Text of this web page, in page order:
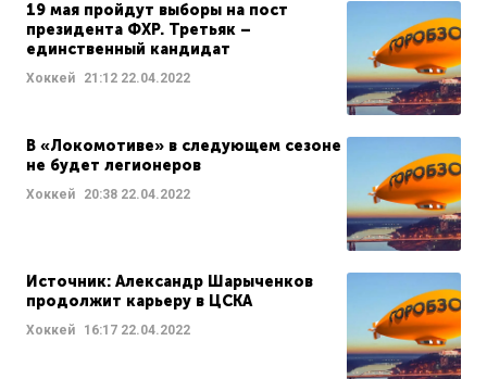
19 мая пройдут выборы на пост
президента ФХР. Третьяк –
единственный кандидат
Хоккей 21:12 22.04.2022
В «Локомотиве» в следующем сезоне
не будет легионеров
Хоккей 20:38 22.04.2022
Источник: Александр Шарыченков
продолжит карьеру в ЦСКА
Хоккей 16:17 22.04.2022